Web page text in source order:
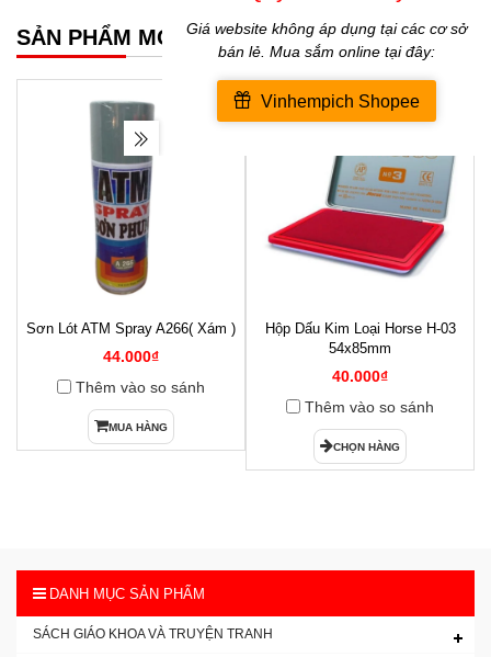
SẢN PHẨM MỚI NHẤT
Sơn Lót ATM Spray A266( Xám )
44.000₫
Thêm vào so sánh
MUA HÀNG
Hộp Dấu Kim Loại Horse H-03
54x85mm
40.000₫
Thêm vào so sánh
CHỌN HÀNG
DANH MỤC SẢN PHẨM
SÁCH GIÁO KHOA VÀ TRUYỆN TRANH